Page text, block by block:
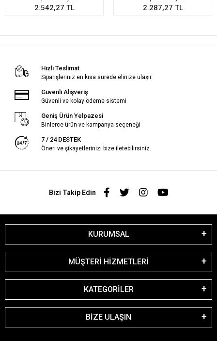
2.542,27 TL 2.287,27 TL
Hızlı Teslimat
Siparişleriniz en kısa sürede elinize ulaşır.
Güvenli Alışveriş
Güvenli ve kolay ödeme sistemi
Geniş Ürün Yelpazesi
Binlerce ürün ve kampanya seçeneği
7 / 24 DESTEK
Öneri ve şikayetlerinizi bize iletebilirsiniz.
Bizi Takip Edin
KURUMSAL
MÜŞTERİ HİZMETLERİ
KATEGORİLER
BİZE ULAŞIN